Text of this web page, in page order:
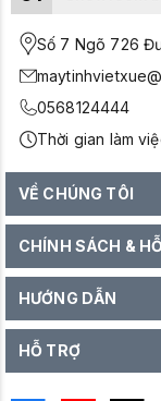
Số 7 Ngõ 726
0568124444
Thời gian làm
VỀ CHÚNG TÔI
CHÍNH SÁCH &
HƯỚNG DẪN
HỖ TRỢ